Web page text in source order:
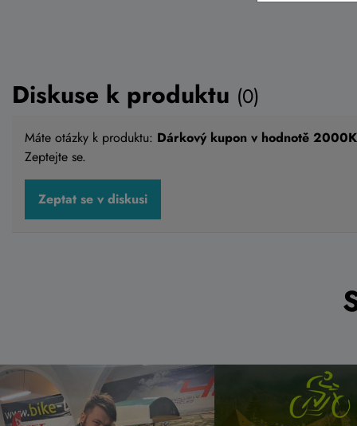
Diskuse k produktu (0)
Máte otázky k produktu: Dárkový kupon v hodnotě
Zeptejte se.
Zeptat se v diskusi